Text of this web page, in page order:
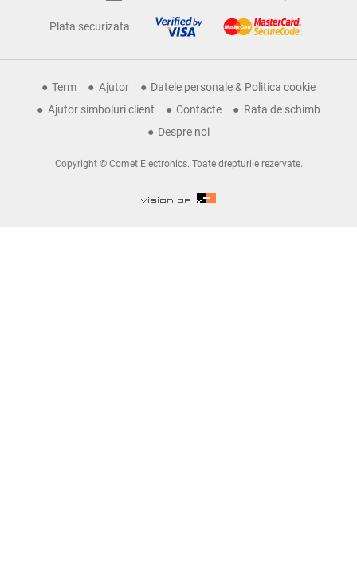
Plata securizata
Term Ajutor
Datele personale & Politica cookie
Ajutor simboluri client
Contacte
Rata de schimb
Despre noi
Copyright © Comet Electronics. Toate drepturile rezervate.